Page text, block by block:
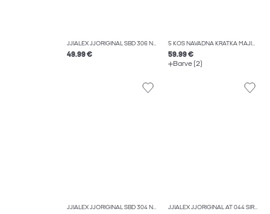
JJIALEX JJORIGINAL SBD 306 NOOS ŠIROKE KAVBOJKE
49.99 €
5 KOS NAVADNA KRATKA MAJICA
59.99 €
Barve (2)
JJIALEX JJORIGINAL SBD 304 NOOS ŠIROKE KAVBOJKE JJIALEX JJORIGINAL AT 044 ŠIROKE KAVBOJKE